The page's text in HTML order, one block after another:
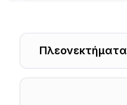
Πλεονεκτήματα